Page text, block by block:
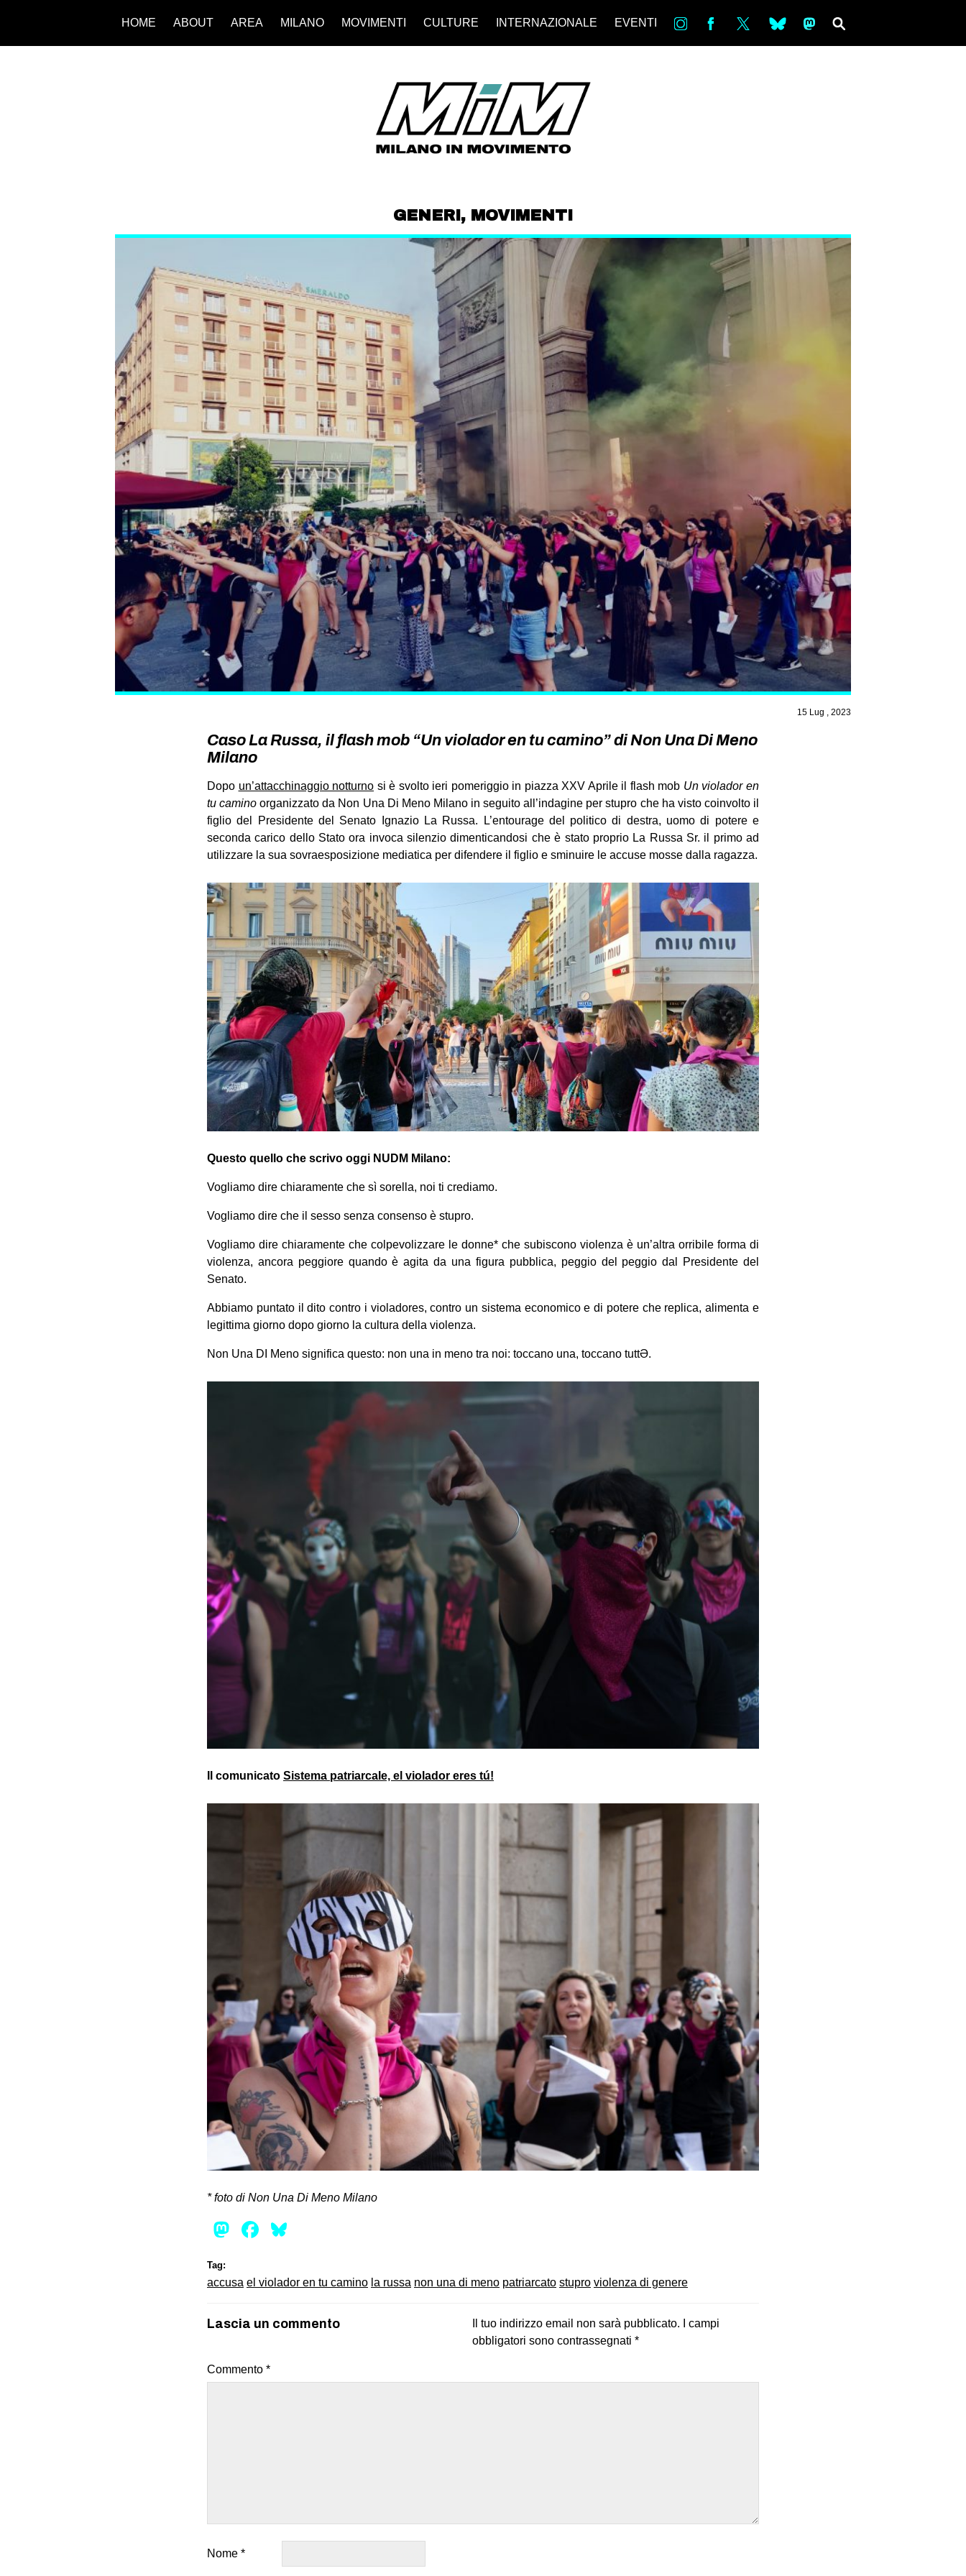
HOME ABOUT AREA MILANO MOVIMENTI CULTURE INTERNAZIONALE EVENTI in bsky ms
GENERI , MOVIMENTI
15 Lug , 2023
Caso La Russa, il flash mob “Un violador en tu camino” di Non Una Di Meno
Milano
Dopo un’attacchinaggio notturno si è svolto ieri pomeriggio in piazza XXV Aprile il flash mob Un violador en
tu camino organizzato da Non Una Di Meno Milano in seguito all’indagine per stupro che ha visto coinvolto il
figlio del Presidente del Senato Ignazio La Russa. L’entourage del politico di destra, uomo di potere e
seconda carico dello Stato ora invoca silenzio dimenticandosi che è stato proprio La Russa Sr. il primo ad
utilizzare la sua sovraesposizione mediatica per difendere il figlio e sminuire le accuse mosse dalla ragazza.
Questo quello che scrivo oggi NUDM Milano:
Vogliamo dire chiaramente che sì sorella, noi ti crediamo.
Vogliamo dire che il sesso senza consenso è stupro.
Vogliamo dire chiaramente che colpevolizzare le donne* che subiscono violenza è un’altra orribile forma di
violenza, ancora peggiore quando è agita da una figura pubblica, peggio del peggio dal Presidente del
Senato.
Abbiamo puntato il dito contro i violadores, contro un sistema economico e di potere che replica, alimenta e
legittima giorno dopo giorno la cultura della violenza.
Non Una DI Meno significa questo: non una in meno tra noi: toccano una, toccano tuttƏ.
Il comunicato Sistema patriarcale, el violador eres tú!
* foto di Non Una Di Meno Milano
Mastodon
Facebook
Tag:
accusa el violador en tu camino la russa non una di meno patriarcato stupro violenza di genere
Lascia un commento Il tuo indirizzo email non sarà pubblicato.
I campi
obbligatori sono contrassegnati *
Commento *
Nome *